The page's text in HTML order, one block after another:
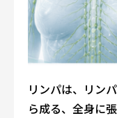
リンパは、リン
ら成る、全身に